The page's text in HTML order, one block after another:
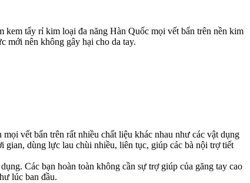
kem tẩy rỉ kim loại đa năng Hàn Quốc mọi vết bẩn trên nền kim
mới nên không gây hại cho da tay.
vết bẩn trên rất nhiều chất liệu khác nhau như các vật dụng
dùng lực lau chùi nhiều, liên tục, giúp các bà nội trợ tiết
Các bạn hoàn toàn không cần sự trợ giúp của găng tay cao
lúc ban đầu.